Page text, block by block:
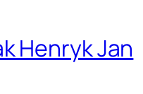
Henryk Jan